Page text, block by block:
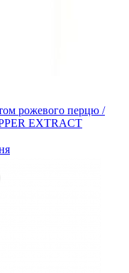
рожевого перцю /
EXTRACT